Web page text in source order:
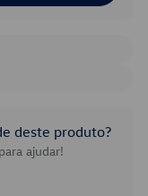
deste produto?
ajudar!